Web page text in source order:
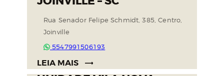
Rua Senador Felipe Schmidt, 385, Centro,
Joinville
5547991506193
LEIA MAIS